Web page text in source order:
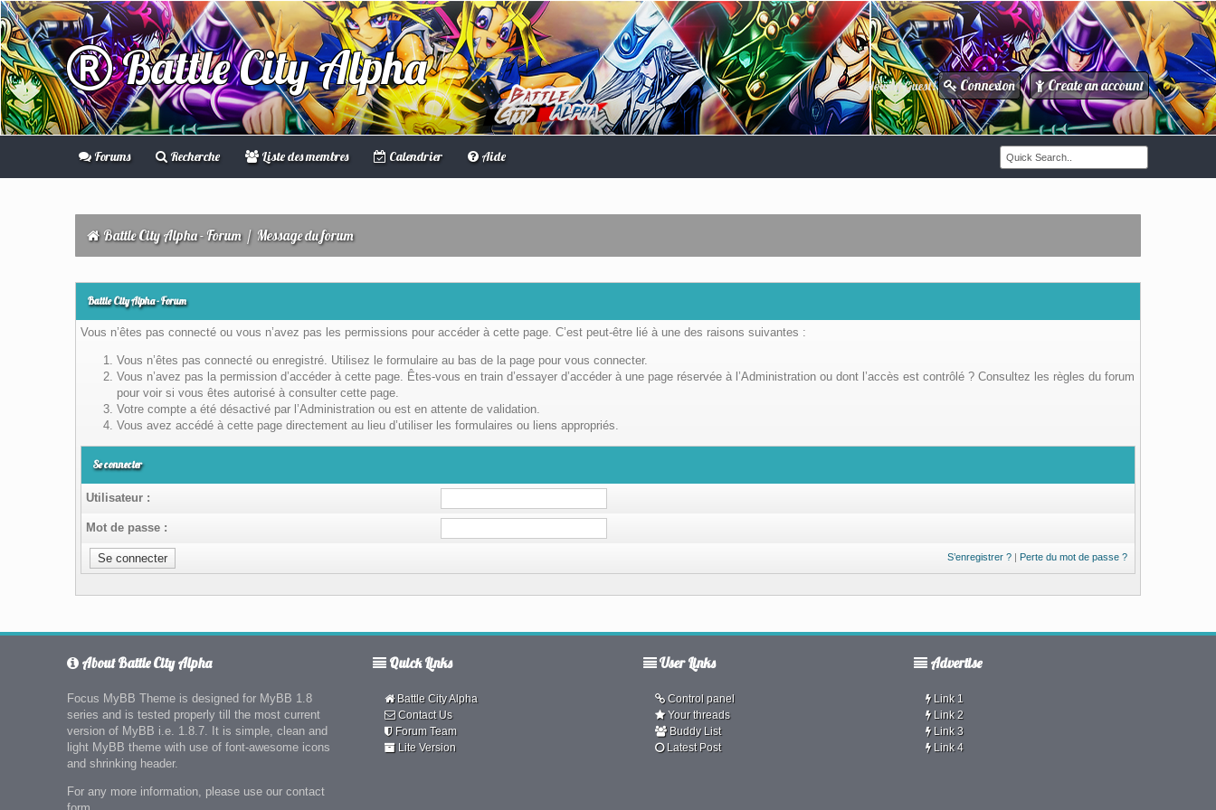
Battle City Alpha Howdy Guest! Connexion / Create an account
Forums Recherche Liste des membres Calendrier Aide
Battle City Alpha - Forum / Message du forum
Battle City Alpha - Forum
Vous n’êtes pas connecté ou vous n’avez pas les permissions pour accéder à cette page. C’est peut-être lié à une des raisons suivantes :
Vous n’êtes pas connecté ou enregistré. Utilisez le formulaire au bas de la page pour vous connecter.
Vous n’avez pas la permission d’accéder à cette page. Êtes-vous en train d’essayer d’accéder à une page réservée à l’Administration ou dont l’accès est contrôlé ? Consultez les règles du forum
pour voir si vous êtes autorisé à consulter cette page.
Votre compte a été désactivé par l’Administration ou est en attente de validation.
Vous avez accédé à cette page directement au lieu d’utiliser les formulaires ou liens appropriés.
Se connecter
Utilisateur :
Mot de passe :
S’enregistrer ?| Perte du mot de passe ?
About Battle City Alpha
Focus MyBB Theme is designed for MyBB 1.8
series and is tested properly till the most current
version of MyBB i.e. 1.8.7. It is simple, clean and
light MyBB theme with use of font-awesome icons
and shrinking header.
For any more information, please use our contact
Quick Links
Battle City Alpha
Contact Us
Forum Team
Lite Version
User Links
Control panel
Your threads
Buddy List
Latest Post
Advertise
Link 1
Link 2
Link 3
Link 4